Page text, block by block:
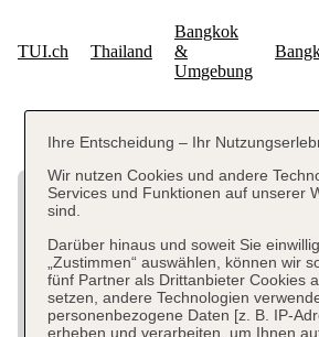
Ihre Entscheidung – Ihr
Wir nutzen Cookies und andere
Services und Funktionen auf unserer
sind.
Darüber hinaus und soweit Sie
„Zustimmen“ auswählen, können wir
fünf Partner als Drittanbieter Cookies
setzen, andere Technologien
personenbezogene Daten [z. B. IP-
erheben und verarbeiten, um Ihnen